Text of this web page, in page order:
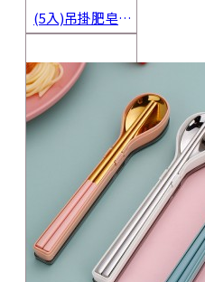
(5入)吊掛肥皂起泡網 香皂起泡袋